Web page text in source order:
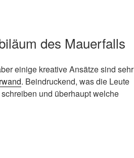
des Mauerfalls
einige kreative Ansätze sind sehr
. Beindruckend, was die Leute
und überhaupt welche